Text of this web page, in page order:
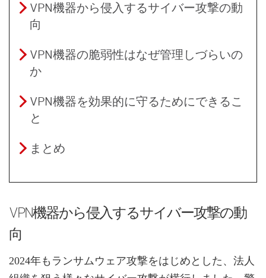
VPN機器から侵入するサイバー攻撃の動
向
VPN機器の脆弱性はなぜ管理しづらいの
か
VPN機器を効果的に守るためにできるこ
と
まとめ
VPN機器から侵入するサイバー攻撃の動
向
2024年もランサムウェア攻撃をはじめとした、法人